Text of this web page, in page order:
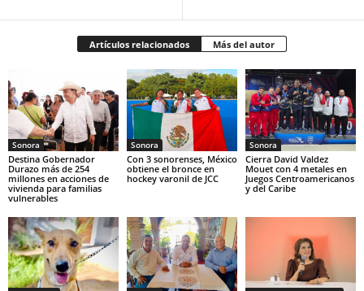
Artículos relacionados Más del autor
Sonora
Destina Gobernador
Durazo más de 254
millones en acciones de
vivienda para familias
vulnerables
Sonora
Con 3 sonorenses, México
obtiene el bronce en
hockey varonil de JCC
Sonora
Cierra David Valdez
Mouet con 4 metales en
Juegos Centroamericanos
y del Caribe